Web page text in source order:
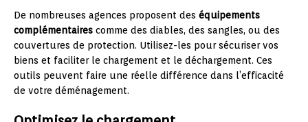
De nombreuses agences proposent des équipements
complémentaires comme des diables, des sangles, ou des
couvertures de protection. Utilisez-les pour sécuriser vos
biens et faciliter le chargement et le déchargement. Ces
outils peuvent faire une réelle différence dans l’efficacité
de votre déménagement.